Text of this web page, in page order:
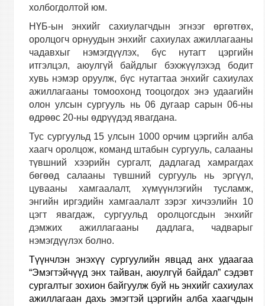
холбогдолтой юм.
НҮБ-ын энхийг сахиулагчдын эгнээг өргөтгөх,
оролцогч орнуудын энхийг сахиулах ажиллагааны
чадавхыг нэмэгдүүлэх, бүс нутагт цэргийн
итгэлцэл, аюулгүй
байдлыг бэхжүүлэхэд бодит
хувь нэмэр оруулж, бүс нутагтаа энхийг сахиулах
ажиллагааны томоохонд тооцогдох энэ удаагийн
олон улсын сургууль нь 06 дугаар сарын 06-ны
өдрөөс 20-ны өдрүүдэд явагдана.
Тус сургуульд 15 улсын 1000 орчим цэргийн алба
хаагч оролцож, команд штабын сургууль, салааны
түвшний хээрийн сургалт, дадлагад хамрагдах
бөгөөд салааны
түвшний сургууль нь эргүүл,
цувааны хамгаалалт, хүмүүнлэгийн тусламж,
энгийн иргэдийн хамгаалалт зэрэг хичээлийн 10
цэгт явагдаж, сургуульд оролцогсдын
энхийг
дэмжих ажиллагааны дадлага, чадварыг
нэмэгдүүлэх болно.
Түүнчлэн энэхүү сургуулийн явцад анх удаагаа
“Эмэгтэйчүүд энх тайван, аюулгүй байдал” сэдэвт
сургалтыг зохион байгуулж буй нь энхийг сахиулах
ажиллагаан дахь эмэгтэй цэргийн алба хаагчдын